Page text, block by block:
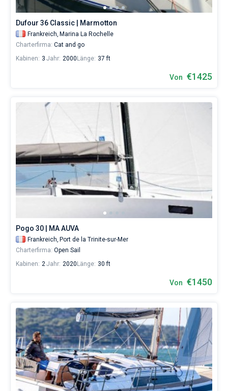
von
sowohl
für
Liebhaber
erholsamen
Leben
ohne
Segel
vorstellen.
La
Trinite-
sur-
Mer.
Dufour 36 Classic | Marmotton
Frankreich, Marina La Rochelle
Charterfirma: Cat and go
Kabinen: 3 Jahr: 2000 Länge: 37 ft
Von €1425
Pogo 30 | MA AUVA
Frankreich, Port de la Trinite-sur-Mer
Charterfirma: Open Sail
Kabinen: 2Jahr: 2020 Länge: 30 ft
Von €1450